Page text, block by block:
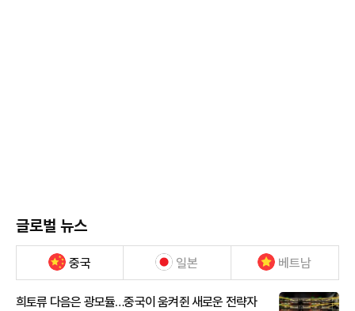
글로벌 뉴스
중국 일본 베트남
희토류 다음은 광모듈…중국이 움켜쥔 새로운 전략자